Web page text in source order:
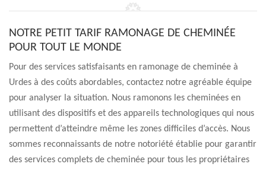
NOTRE PETIT TARIF RAMONAGE DE CHEMINÉE
POUR TOUT LE MONDE
Pour des services satisfaisants en ramonage de cheminée à
Urdes à des coûts abordables, contactez notre agréable équipe
pour analyser la situation. Nous ramonons les cheminées en
utilisant des dispositifs et des appareils technologiques qui nous
permettent d’atteindre même les zones difficiles d’accès. Nous
sommes reconnaissants de notre notoriété établie pour garantir
des services complets de cheminée pour tous les propriétaires